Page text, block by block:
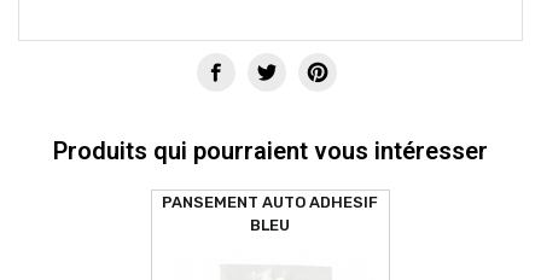
Produits qui pourraient vous intéresser
PANSEMENT AUTO ADHESIF
BLEU